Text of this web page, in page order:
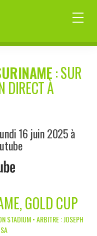
: SUR
DIRECT À
16 juin 2025 à
GOLD CUP
STADIUM • ARBITRE : JOSEPH